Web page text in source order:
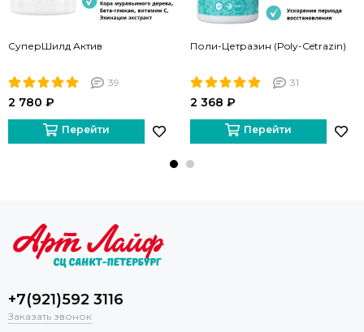
СуперШилд Актив
39
2 780 ₽
Перейти
Поли-Цетразин (Poly-Cetrazin)
31
2 368 ₽
Перейти
+7(921)592 3116
Заказать звонок